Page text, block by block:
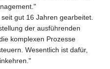
gut 16 Jahren gearbeitet.
der ausführenden
komplexen Prozesse
Wesentlich ist dafür,